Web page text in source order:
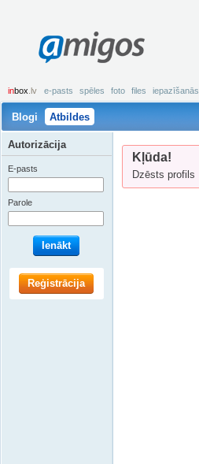
amigos
inbox .lv e-pasts spēles foto files iepazīšanās
Blogi Atbildes
Kļūda!
Dzēsts profils
Autorizācija
E-pasts
Parole
Ienākt
Reģistrācija